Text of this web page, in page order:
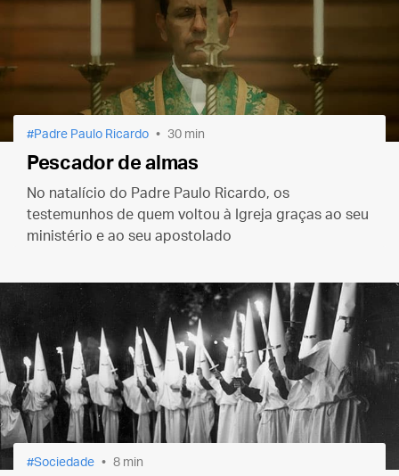
Padre Paulo Ricardo 30 min
Pescador de almas
No natalício do Padre Paulo Ricardo, os
testemunhos de quem voltou à Igreja graças ao seu
ministério e ao seu apostolado
Sociedade 8 min